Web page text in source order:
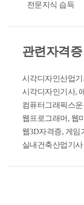
전문지식 습득
관련자격증
시각디자인산업
시각디자인기사,
컴퓨터그래픽스
웹프로그래머, 웹
웹3D자격증, 게임
실내건축산업기사